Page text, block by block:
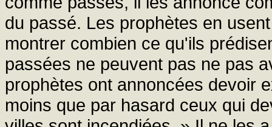
du passé. Les prophètes en
montrer combien ce qu'ils
passées ne peuvent pas ne pas
prophètes ont annoncées devoir
moins que par hasard ceux qui